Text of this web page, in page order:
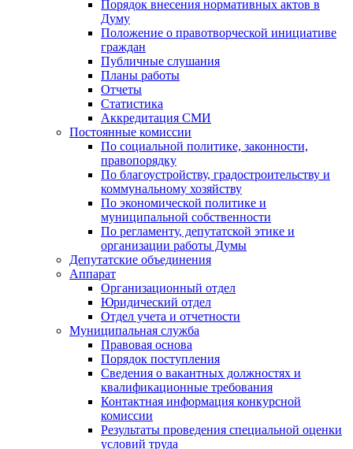
Порядок внесения нормативных актов в
Думу
Положение о правотворческой инициативе
граждан
Публичные слушания
Планы работы
Отчеты
Статистика
Аккредитация СМИ
Постоянные комиссии
По социальной политике, законности,
правопорядку
По благоустройству, градостроительству и
коммунальному хозяйству
По экономической политике и
муниципальной собственности
По регламенту, депутатской этике и
организации работы Думы
Депутатские объединения
Аппарат
Организационный отдел
Юридический отдел
Отдел учета и отчетности
Муниципальная служба
Правовая основа
Порядок поступления
Сведения о вакантных должностях и
квалификационные требования
Контактная информация конкурсной
комиссии
Результаты проведения специальной оценки
условий труда